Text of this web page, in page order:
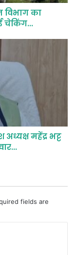
विभाग का
चेकिंग...
महेंद्र भट्ट
fields are